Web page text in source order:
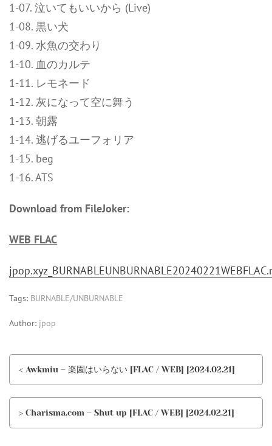
1-07. 泣いてもいいから (Live)
1-08. 黒い犬
1-09. 水魚の交わり
1-10. 血のカルテ
1-11. レモネード
1-12. 灰になって空に舞う
1-13. 朝露
1-14. 逃げるユーフォリア
1-15. beg
1-16. ATS
Download from FileJoker:
WEB FLAC
Tags: BURNABLE/UNBURNABLE
Author: jpop
< Awkmiu – 楽園はいらない [FLAC / WEB] [2024.02.21]
> Charisma.com – Shut up [FLAC / WEB] [2024.02.21]